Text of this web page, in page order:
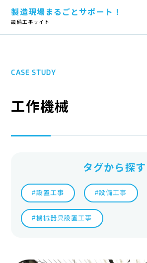
製造現場まるごとサポート！
設備工事サイト
TOP>設備 > 工作機械
CASE STUDY
工作機械
タグから探す
#設置工事 #設備工事
#機械器具設置工事